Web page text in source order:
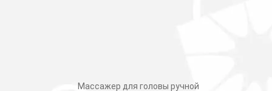
Массажер для головы ручной